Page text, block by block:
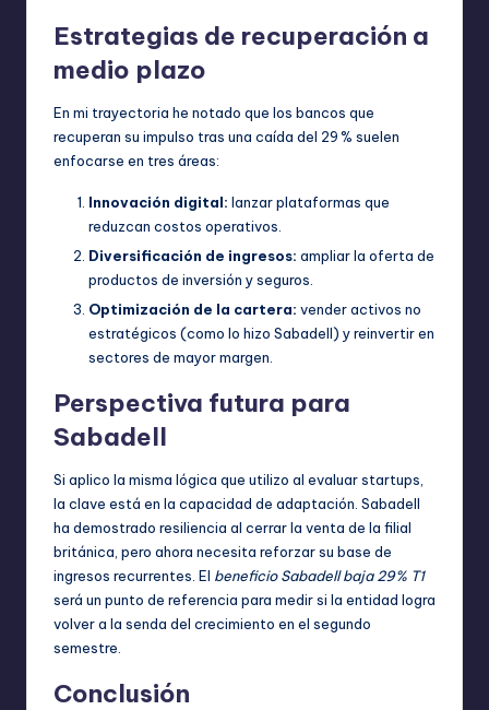
Estrategias de recuperación a
medio plazo
En mi trayectoria he notado que los bancos que
recuperan su impulso tras una caída del 29 % suelen
enfocarse en tres áreas:
Innovación digital: lanzar plataformas que
reduzcan costos operativos.
Diversificación de ingresos: ampliar la oferta de
productos de inversión y seguros.
Optimización de la cartera: vender activos no
estratégicos (como lo hizo Sabadell) y reinvertir en
sectores de mayor margen.
Perspectiva futura para
Sabadell
Si aplico la misma lógica que utilizo al evaluar startups,
la clave está en la capacidad de adaptación. Sabadell
ha demostrado resiliencia al cerrar la venta de la filial
británica, pero ahora necesita reforzar su base de
ingresos recurrentes. El beneficio Sabadell baja 29% T1
será un punto de referencia para medir si la entidad logra
volver a la senda del crecimiento en el segundo
semestre.
Conclusión